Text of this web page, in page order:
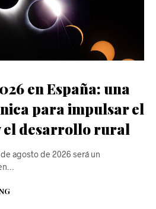
en España: una
para impulsar el
el desarrollo rural
agosto de 2026 será un